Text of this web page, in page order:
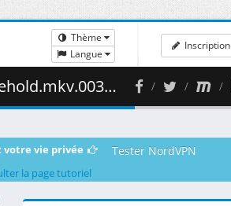
Thème
Langue
Inscription
( 434.23 MB )
vie privée Tester NordVPN
la page tutoriel